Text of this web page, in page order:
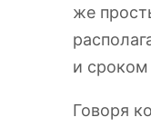
же
и
Говоря